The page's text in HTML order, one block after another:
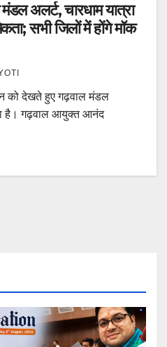
अलर्ट, चारधाम यात्रा
सभी जिलों में होंगे मॉक
को देखते हुए गढ़वाल मंडल
है। गढ़वाल आयुक्त आनंद